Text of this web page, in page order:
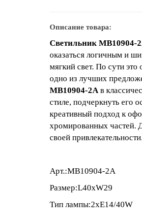
Описание товара:
Светильник MB10904-
оказаться логичным и
мягкий свет. По сути
одно из лучших
MB10904-2Aв
стиле, подчеркнуть его
креативный подход к
хромированных частей.
своей
Арт.:MB10904-2A
Размер:L40xW29
Тип лампы:2xE14/40W